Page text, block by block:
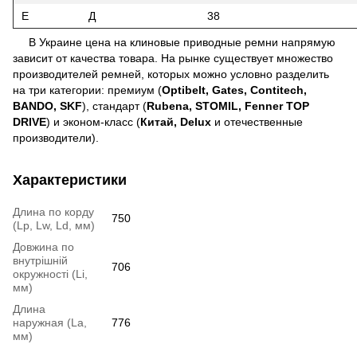
E
Д 38
В Украине цена на клиновые приводные ремни напрямую
зависит от качества товара. На рынке существует множество
производителей ремней, которых можно условно разделить
на три категории: премиум (Optibelt, Gates, Contitech,
BANDO, SKF), стандарт (Rubena, STOMIL, Fenner TOP
DRIVE) и эконом-класс (Китай, Delux и отечественные
производители).
Характеристики
Длина по корду
(Lp, Lw, Ld, мм)
750
Довжина по
внутрішній
окружності (Li,
мм)
706
Длина
наружная (La,
мм)
776